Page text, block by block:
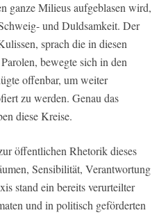
ganze Milieus aufgeblasen wird,
und Duldsamkeit. Der
sprach die in diesen
bewegte sich in den
offenbar, um weiter
zu werden. Genau das
diese Kreise.
öffentlichen Rhetorik dieses
Sensibilität, Verantwortung
stand ein bereits verurteilter
und in politisch geförderten